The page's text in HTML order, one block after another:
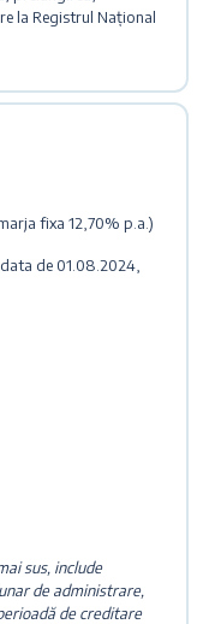
la Registrul Național
fixa 12,70% p.a.)
de 01.08.2024,
sus, include
de administrare,
de creditare